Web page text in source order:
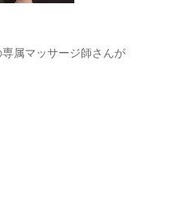
属マッサージ師さんが